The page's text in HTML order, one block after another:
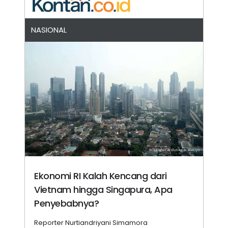
NASIONAL
Ekonomi RI Kalah Kencang dari
Vietnam hingga Singapura, Apa
Penyebabnya?
Reporter Nurtiandriyani Simamora